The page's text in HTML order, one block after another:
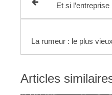
Et si
La rumeur : le plus
Articles